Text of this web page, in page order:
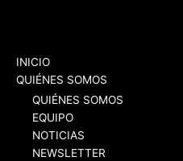
INICIO
QUIÉNES SOMOS
QUIÉNES SOMOS
EQUIPO
NOTICIAS
NEWSLETTER